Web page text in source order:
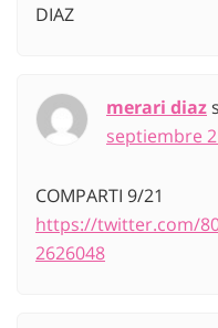
DIAZ
merari diaz
septiembre
COMPARTI 9/21
https://twitter.com/
2626048